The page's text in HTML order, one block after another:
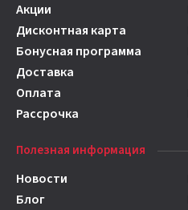
Акции
Дисконтная карта
Бонусная программа
Доставка
Оплата
Рассрочка
Полезная информация
Новости
Блог